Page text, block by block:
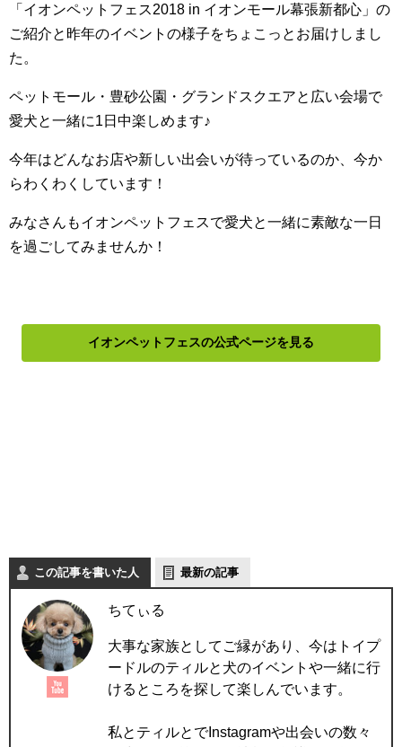
「イオンペットフェス2018 in イオンモール幕張新都心」の
ご紹介と昨年のイベントの様子をちょこっとお届けしまし
た。
ペットモール・豊砂公園・グランドスクエアと広い会場で
愛犬と一緒に1日中楽しめます♪
今年はどんなお店や新しい出会いが待っているのか、今か
らわくわくしています！
みなさんもイオンペットフェスで愛犬と一緒に素敵な一日
を過ごしてみませんか！
イオンペットフェスの公式ページを見る
この記事を書いた人 最新の記事
ちてぃる
大事な家族としてご縁があり、今はトイプ
ードルのティルと犬のイベントや一緒に行
けるところを探して楽しんでいます。
私とティルとでInstagramや出会いの数々